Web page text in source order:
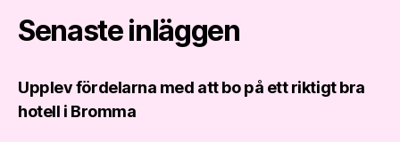
Senaste inläggen
Upplev fördelarna med att bo på ett riktigt bra
hotell i Bromma